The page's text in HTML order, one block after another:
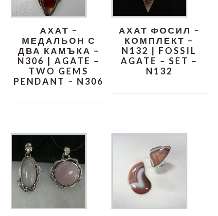
АХАТ –
МЕДАЛЬОН С
ДВА КАМЪКА –
N306 | AGATE –
TWO GEMS
PENDANT – N306
АХАТ ФОСИЛ –
КОМПЛЕКТ –
N132 | FOSSIL
AGATE – SET –
N132